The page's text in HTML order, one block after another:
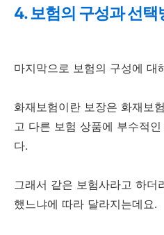
4. 보험의 구성과 선택
마지막으로 보험의 구성에 대
화재보험이란 보장은 화재보
고 다른 보험 상품에 부수적
다.
그래서 같은 보험사라고 하더
했느냐에 따라 달라지는데요.